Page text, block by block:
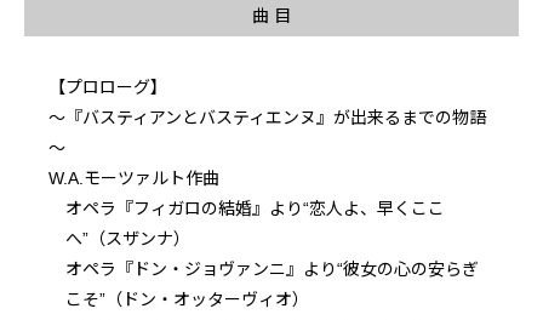
曲 目
【プロローグ】
～『バスティアンとバスティエンヌ』が出来るまでの物語
～
W.A.モーツァルト作曲
オペラ『フィガロの結婚』より“恋人よ、早くここ
へ”（スザンナ）
オペラ『ドン・ジョヴァンニ』より“彼女の心の安らぎ
こそ”（ドン・オッターヴィオ）